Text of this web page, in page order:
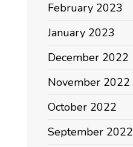
February 2023
January 2023
December 2022
November 2022
October 2022
September 2022